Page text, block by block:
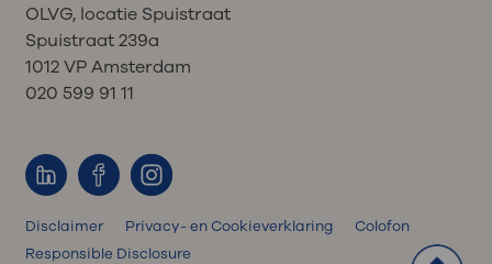
OLVG, locatie Spuistraat
Spuistraat 239a
1012 VP Amsterdam
020 599 91 11
Disclaimer Privacy- en Cookieverklaring
Colofon
Responsible Disclosure